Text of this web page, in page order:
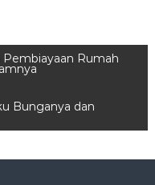
Rumah
Bunganya dan